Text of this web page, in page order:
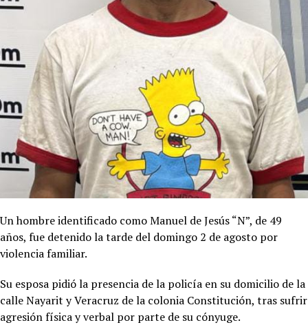
Un hombre identificado como Manuel de Jesús “N”, de 49
años, fue detenido la tarde del domingo 2 de agosto por
violencia familiar.
Su esposa pidió la presencia de la policía en su domicilio de la
calle Nayarit y Veracruz de la colonia Constitución, tras sufrir
agresión física y verbal por parte de su cónyuge.